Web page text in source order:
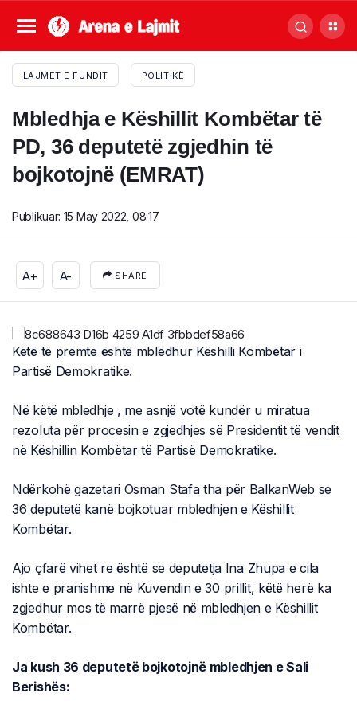
LAJMET E FUNDIT POLITIKË
Mbledhja e Këshillit Kombëtar të
PD, 36 deputetë zgjedhin të
bojkotojnë (EMRAT)
Publikuar: 15 May 2022, 08:17
A+ A- SHARE
Këtë të premte është mbledhur Këshilli Kombëtar i
Partisë Demokratike.
Në këtë mbledhje , me asnjë votë kundër u miratua
rezoluta për procesin e zgjedhjes së Presidentit të vendit
në Këshillin Kombëtar të Partisë Demokratike.
Ndërkohë gazetari Osman Stafa tha për BalkanWeb se
36 deputetë kanë bojkotuar mbledhjen e Këshillit
Kombëtar.
Ajo çfarë vihet re është se deputetja Ina Zhupa e cila
ishte e pranishme në Kuvendin e 30 prillit, këtë herë ka
zgjedhur mos të marrë pjesë në mbledhjen e Këshillit
Kombëtar.
Ja kush 36 deputetë bojkotojnë mbledhjen e Sali
Berishës: